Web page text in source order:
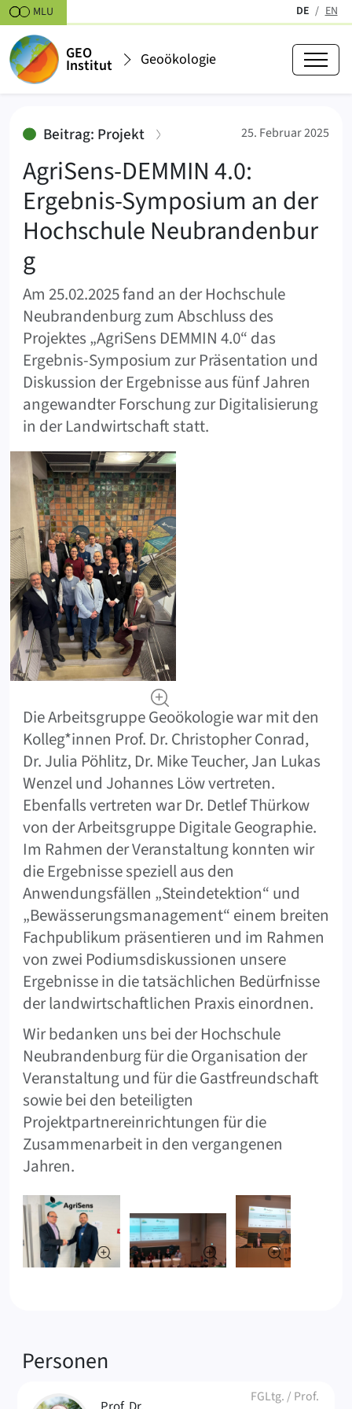
Zum Inhalt springen DE
(aktiv)
EN
MLU
GEO
Institut Geoökologie
AgriSens-DEMMIN 4.0:
Beitrag: Projekt:
AgriSens-DEMMIN 4.0:
Ergebnis-Symposium an der
Hochschule Neubrandenbur
g
25. Februar 2025
Am 25.02.2025 fand an der Hochschule
Neubrandenburg zum Abschluss des
Projektes „AgriSens DEMMIN 4.0“ das
Ergebnis-Symposium zur Präsentation und
Diskussion der Ergebnisse aus fünf Jahren
angewandter Forschung zur Digitalisierung
in der Landwirtschaft statt.
Die Arbeitsgruppe Geoökologie war mit den
Kolleg*innen Prof. Dr. Christopher Conrad,
Dr. Julia Pöhlitz, Dr. Mike Teucher, Jan Lukas
Wenzel und Johannes Löw vertreten.
Ebenfalls vertreten war Dr. Detlef Thürkow
von der Arbeitsgruppe Digitale Geographie.
Im Rahmen der Veranstaltung konnten wir
die Ergebnisse speziell aus den
Anwendungsfällen „Steindetektion“ und
„Bewässerungsmanagement“ einem breiten
Fachpublikum präsentieren und im Rahmen
von zwei Podiumsdiskussionen unsere
Ergebnisse in die tatsächlichen Bedürfnisse
der landwirtschaftlichen Praxis einordnen.
Wir bedanken uns bei der Hochschule
Neubrandenburg für die Organisation der
Veranstaltung und für die Gastfreundschaft
sowie bei den beteiligten
Projektpartnereinrichtungen für die
Zusammenarbeit in den vergangenen
Jahren.
Verknüpfte
Personen
FGLtg. / Prof.